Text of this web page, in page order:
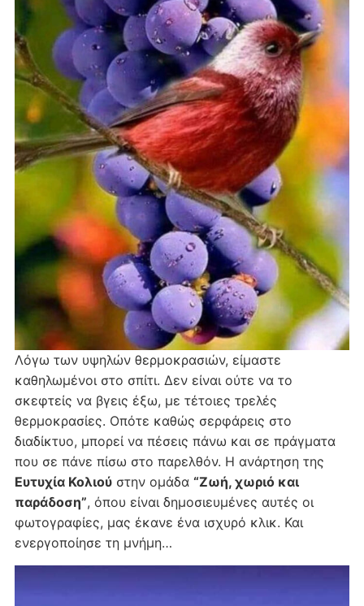
Λόγω των υψηλών θερμοκρασιών, είμαστε
καθηλωμένοι στο σπίτι. Δεν είναι ούτε να το
σκεφτείς να βγεις έξω, με τέτοιες τρελές
θερμοκρασίες. Οπότε καθώς σερφάρεις στο
διαδίκτυο, μπορεί να πέσεις πάνω και σε πράγματα
που σε πάνε πίσω στο παρελθόν. Η ανάρτηση της
Ευτυχία Κολιούστην ομάδα “Ζωή, χωριό και
παράδοση”, όπου είναι δημοσιευμένες αυτές οι
φωτογραφίες, μας έκανε ένα ισχυρό κλικ. Και
ενεργοποίησε τη μνήμη…